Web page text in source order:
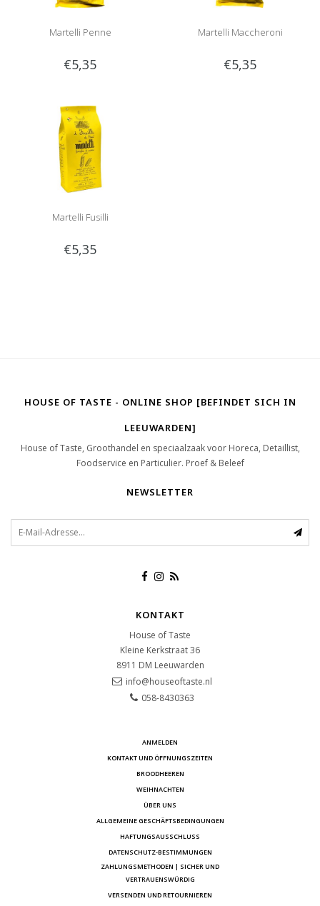
Martelli Penne
€5,35
Martelli Maccheroni
€5,35
Martelli Fusilli
€5,35
HOUSE OF TASTE - ONLINE SHOP [BEFINDET SICH IN
LEEUWARDEN]
House of Taste, Groothandel en speciaalzaak voor Horeca, Detaillist,
Foodservice en Particulier. Proef & Beleef
NEWSLETTER
KONTAKT
House of Taste
Kleine Kerkstraat 36
8911 DM Leeuwarden
info@houseoftaste.nl
058-8430363
ANMELDEN
KONTAKT UND ÖFFNUNGSZEITEN
BROODHEEREN
WEIHNACHTEN
ÜBER UNS
ALLGEMEINE GESCHÄFTSBEDINGUNGEN
HAFTUNGSAUSSCHLUSS
DATENSCHUTZ-BESTIMMUNGEN
ZAHLUNGSMETHODEN | SICHER UND
VERTRAUENSWÜRDIG
VERSENDEN UND RETOURNIEREN